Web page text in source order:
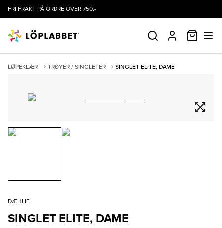
FRI FRAKT PÅ ORDRE OVER 750,-
SØK PROFIL
LØPEKLÆR TRØYER / SINGLETER SINGLET ELITE, DAME
DÆHLIE
SINGLET ELITE, DAME